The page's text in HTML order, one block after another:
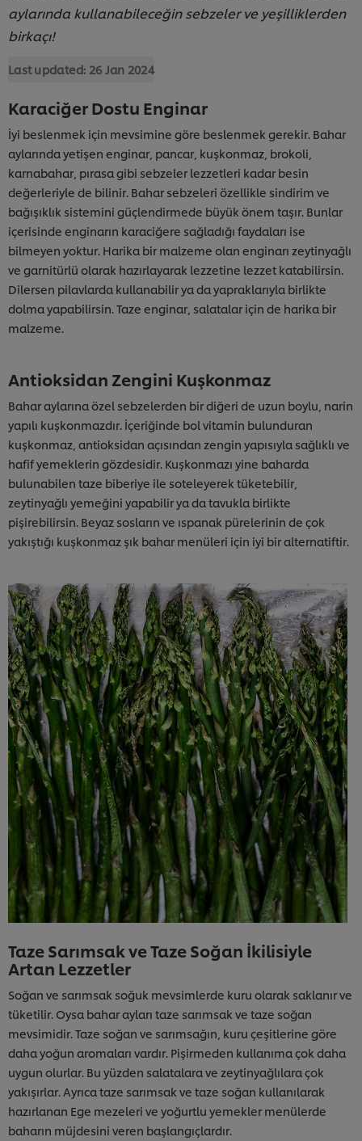
aylarında kullanabileceğin sebzeler ve yeşilliklerden
birkaçı!
Last updated: 26 Jan 2024
Karaciğer Dostu Enginar
İyi beslenmek için mevsimine göre beslenmek gerekir. Bahar
aylarında yetişen enginar, pancar, kuşkonmaz, brokoli,
karnabahar, pırasa gibi sebzeler lezzetleri kadar besin
değerleriyle de bilinir. Bahar sebzeleri özellikle sindirim ve
bağışıklık sistemini güçlendirmede büyük önem taşır. Bunlar
içerisinde enginarın karaciğere sağladığı faydaları ise
bilmeyen yoktur. Harika bir malzeme olan enginarı zeytinyağlı
ve garnitürlü olarak hazırlayarak lezzetine lezzet katabilirsin.
Dilersen pilavlarda kullanabilir ya da yapraklarıyla birlikte
dolma yapabilirsin. Taze enginar, salatalar için de harika bir
malzeme.
Antioksidan Zengini Kuşkonmaz
Bahar aylarına özel sebzelerden bir diğeri de uzun boylu, narin
yapılı kuşkonmazdır. İçeriğinde bol vitamin bulunduran
kuşkonmaz, antioksidan açısından zengin yapısıyla sağlıklı ve
hafif yemeklerin gözdesidir. Kuşkonmazı yine baharda
bulunabilen taze biberiye ile soteleyerek tüketebilir,
zeytinyağlı yemeğini yapabilir ya da tavukla birlikte
pişirebilirsin. Beyaz sosların ve ıspanak pürelerinin de çok
yakıştığı kuşkonmaz şık bahar menüleri için iyi bir alternatiftir.
Taze Sarımsak ve Taze Soğan İkilisiyle
Artan Lezzetler
Soğan ve sarımsak soğuk mevsimlerde kuru olarak saklanır ve
tüketilir. Oysa bahar ayları taze sarımsak ve taze soğan
mevsimidir. Taze soğan ve sarımsağın, kuru çeşitlerine göre
daha yoğun aromaları vardır. Pişirmeden kullanıma çok daha
uygun olurlar. Bu yüzden salatalara ve zeytinyağlılara çok
yakışırlar. Ayrıca taze sarımsak ve taze soğan kullanılarak
hazırlanan Ege mezeleri ve yoğurtlu yemekler menülerde
baharın müjdesini veren başlangıçlardır.